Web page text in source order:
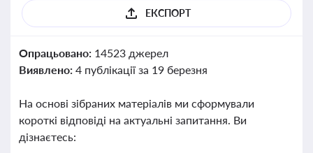
ЕКСПОРТ
Опрацьовано: 14523 джерел
Виявлено: 4 публікації за 19 березня
На основі зібраних матеріалів ми сформували
короткі відповіді на актуальні запитання. Ви
дізнаєтесь: